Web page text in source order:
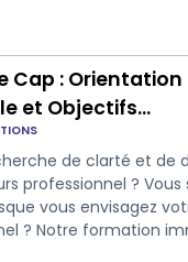
Cap : Orientation
et Objectifs
un Futur
de clarté et de
professionnel ?
vous envisagez
? Notre formation